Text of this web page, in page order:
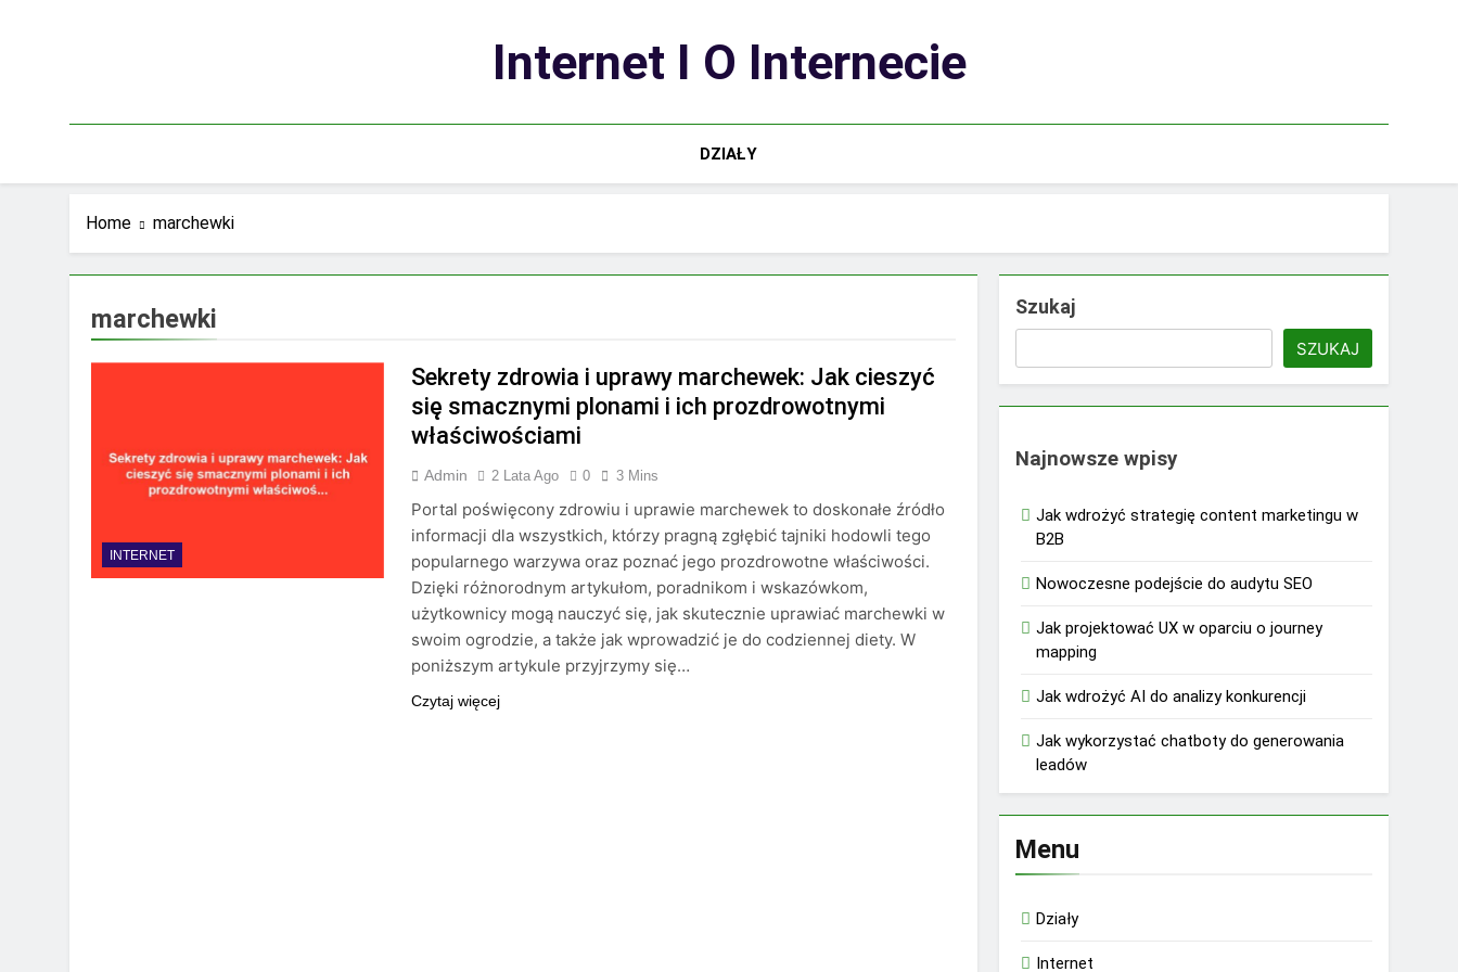
Internet I O Internecie
DZIAŁY
Home marchewki
marchewki
INTERNET
Sekrety zdrowia i uprawy marchewek: Jak cieszyć
się smacznymi plonami i ich prozdrowotnymi
właściwościami
Admin 2 Lata Ago 0 3 Mins
Portal poświęcony zdrowiu i uprawie marchewek to doskonałe źródło
informacji dla wszystkich, którzy pragną zgłębić tajniki hodowli tego
popularnego warzywa oraz poznać jego prozdrowotne właściwości.
Dzięki różnorodnym artykułom, poradnikom i wskazówkom,
użytkownicy mogą nauczyć się, jak skutecznie uprawiać marchewki w
swoim ogrodzie, a także jak wprowadzić je do codziennej diety. W
poniższym artykule przyjrzymy się…
Czytaj więcej
Szukaj
SZUKAJ
Najnowsze wpisy
Jak wdrożyć strategię content marketingu w
B2B
Nowoczesne podejście do audytu SEO
Jak projektować UX w oparciu o journey
mapping
Jak wdrożyć AI do analizy konkurencji
Jak wykorzystać chatboty do generowania
leadów
Menu
Działy
Internet